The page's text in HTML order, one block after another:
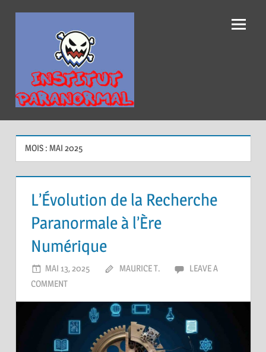
MOIS : MAI 2025
L’Évolution de la Recherche
Paranormale à l’Ère
Numérique
MAI 13, 2025 MAURICE T.
LEAVE A
COMMENT